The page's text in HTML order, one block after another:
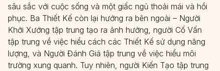
sâu sắc với cuộc sống và một giấc ngủ thoải mái và hồi
phục. Ba Thiết Kế còn lại hướng ra bên ngoài – Người
Khởi Xướng tập trung tạo ra ảnh hưởng, người Cố Vấn
tập trung về việc hiểu cách các Thiết Kế sử dụng năng
lượng, và Người Đánh Giá tập trung về việc hiểu môi
trường xung quanh. Tuy nhiên, người Kiến Tạo tập trung